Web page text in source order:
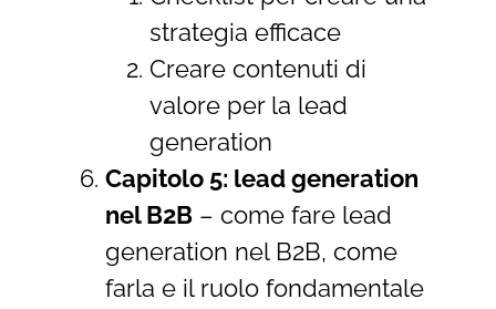
strategia efficace
Creare contenuti di
valore per la lead
generation
Capitolo 5: lead generation
nel B2B– come fare lead
generation nel B2B, come
farla e il ruolo fondamentale